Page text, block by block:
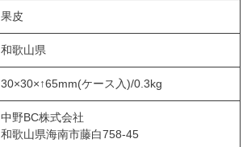
果皮
和歌山県
30×30×↑65mm(ケース入)/0.3kg
中野BC株式会社
和歌山県海南市藤白758-45